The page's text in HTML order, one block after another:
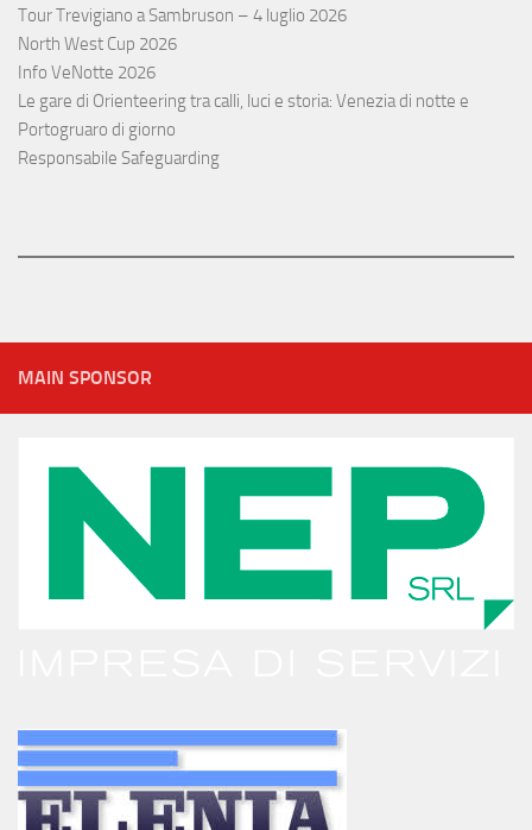
Tour Trevigiano a Sambruson – 4 luglio 2026
North West Cup 2026
Info VeNotte 2026
Le gare di Orienteering tra calli, luci e storia: Venezia di notte e
Portogruaro di giorno
Responsabile Safeguarding
MAIN SPONSOR